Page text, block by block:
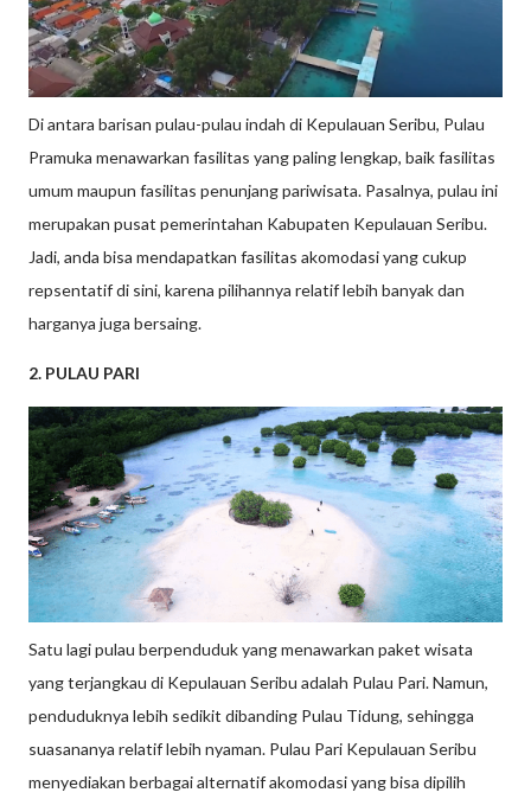
Di antara barisan pulau-pulau indah di Kepulauan Seribu, Pulau
Pramuka menawarkan fasilitas yang paling lengkap, baik fasilitas
umum maupun fasilitas penunjang pariwisata. Pasalnya, pulau ini
merupakan pusat pemerintahan Kabupaten Kepulauan Seribu.
Jadi, anda bisa mendapatkan fasilitas akomodasi yang cukup
repsentatif di sini, karena pilihannya relatif lebih banyak dan
harganya juga bersaing.
2. PULAU PARI
Satu lagi pulau berpenduduk yang menawarkan paket wisata
yang terjangkau di Kepulauan Seribu adalah Pulau Pari. Namun,
penduduknya lebih sedikit dibanding Pulau Tidung, sehingga
suasananya relatif lebih nyaman. Pulau Pari Kepulauan Seribu
menyediakan berbagai alternatif akomodasi yang bisa dipilih